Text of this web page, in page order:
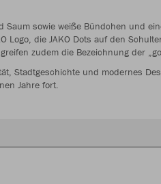
sowie weiße Bündchen und
Logo, die JAKO Dots auf den
zudem die Bezeichnung der
Stadtgeschichte und modernes
Jahre fort.